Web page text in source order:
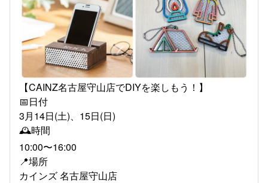
【CAINZ名古屋守山店でDIYを楽しもう！】
📅日付
3月14日(土)、15日(日)
🕰️時間
10:00〜16:00
📍場所
カインズ 名古屋守山店